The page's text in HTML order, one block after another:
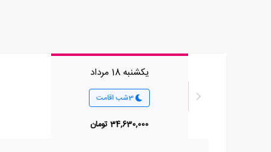
یکشنبه 18 مرداد
3شب اقامت
34,630,000 تومان